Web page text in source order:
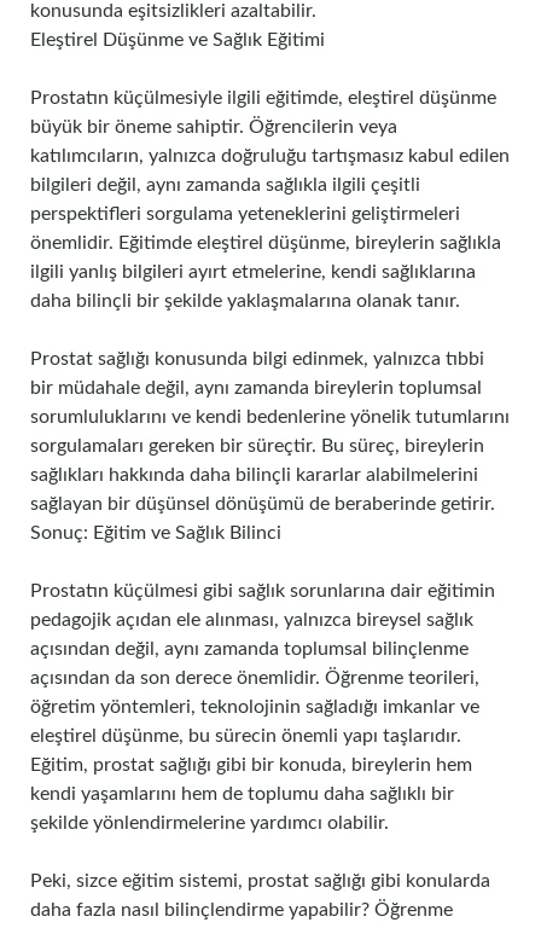
konusunda eşitsizlikleri azaltabilir.
Eleştirel Düşünme ve Sağlık Eğitimi
Prostatın küçülmesiyle ilgili eğitimde, eleştirel düşünme
büyük bir öneme sahiptir. Öğrencilerin veya
katılımcıların, yalnızca doğruluğu tartışmasız kabul edilen
bilgileri değil, aynı zamanda sağlıkla ilgili çeşitli
perspektifleri sorgulama yeteneklerini geliştirmeleri
önemlidir. Eğitimde eleştirel düşünme, bireylerin sağlıkla
ilgili yanlış bilgileri ayırt etmelerine, kendi sağlıklarına
daha bilinçli bir şekilde yaklaşmalarına olanak tanır.
Prostat sağlığı konusunda bilgi edinmek, yalnızca tıbbi
bir müdahale değil, aynı zamanda bireylerin toplumsal
sorumluluklarını ve kendi bedenlerine yönelik tutumlarını
sorgulamaları gereken bir süreçtir. Bu süreç, bireylerin
sağlıkları hakkında daha bilinçli kararlar alabilmelerini
sağlayan bir düşünsel dönüşümü de beraberinde getirir.
Sonuç: Eğitim ve Sağlık Bilinci
Prostatın küçülmesi gibi sağlık sorunlarına dair eğitimin
pedagojik açıdan ele alınması, yalnızca bireysel sağlık
açısından değil, aynı zamanda toplumsal bilinçlenme
açısından da son derece önemlidir. Öğrenme teorileri,
öğretim yöntemleri, teknolojinin sağladığı imkanlar ve
eleştirel düşünme, bu sürecin önemli yapı taşlarıdır.
Eğitim, prostat sağlığı gibi bir konuda, bireylerin hem
kendi yaşamlarını hem de toplumu daha sağlıklı bir
şekilde yönlendirmelerine yardımcı olabilir.
Peki, sizce eğitim sistemi, prostat sağlığı gibi konularda
daha fazla nasıl bilinçlendirme yapabilir? Öğrenme